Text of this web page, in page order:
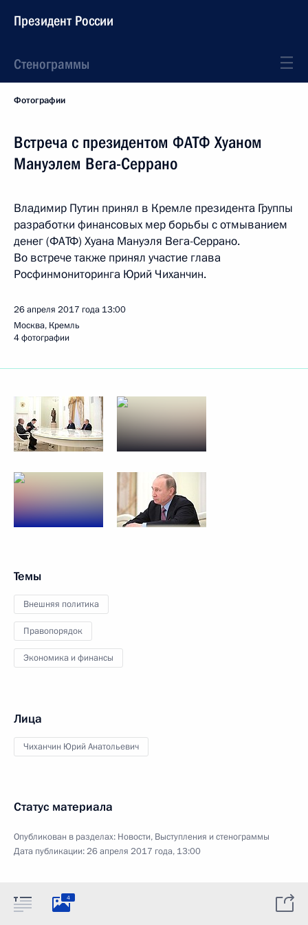
Президент России
Стенограммы
Фотографии
Встреча с президентом ФАТФ Хуаном
Мануэлем Вега-Серрано
Владимир Путин принял в Кремле президента Группы
разработки финансовых мер борьбы с отмыванием
денег (ФАТФ) Хуана Мануэля Вега-Серрано.
Во встрече также принял участие глава
Росфинмониторинга Юрий Чиханчин.
26 апреля 2017 года 13:00
Москва, Кремль
4 фотографии
Темы
Внешняя политика
Правопорядок
Экономика и финансы
Лица
Чиханчин Юрий Анатольевич
Статус материала
Опубликован в разделах: Новости, Выступления и стенограммы
Дата публикации:26 апреля 2017 года, 13:00
4